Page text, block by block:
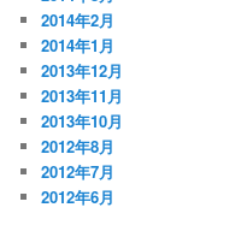
2014年2月
2014年1月
2013年12月
2013年11月
2013年10月
2012年8月
2012年7月
2012年6月